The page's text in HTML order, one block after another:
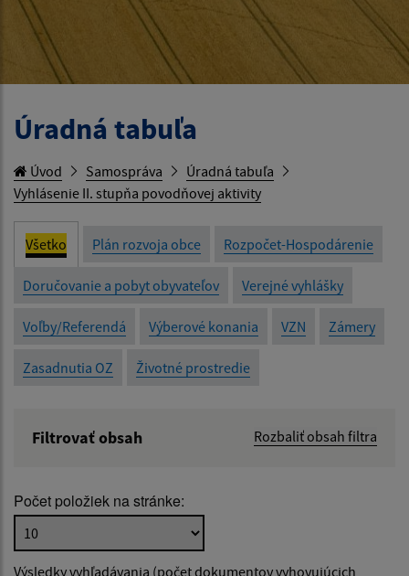
Úradná tabuľa
Úvod Samospráva
Úradná tabuľa
Vyhlásenie II. stupňa povodňovej aktivity
Všetko Plán rozvoja obce Rozpočet-Hospodárenie
Doručovanie a pobyt obyvateľov Verejné vyhlášky
Voľby/Referendá Výberové konania VZN Zámery
Zasadnutia OZ Životné prostredie
Filtrovať obsah Rozbaliť obsah filtra
Popis:
Počet položiek na stránke:
Výsledky vyhľadávania (počet dokumentov vyhovujúcich